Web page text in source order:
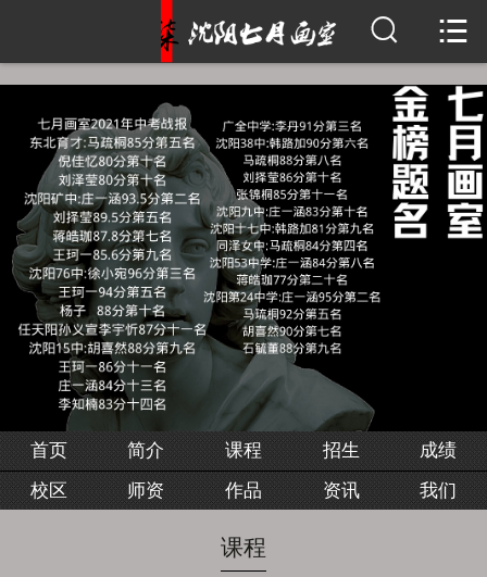
首页
简介
课程
招生
成绩
校区
师资
作品
资讯


首页 简介 课程 招生
成绩
校区
师资 作品 资讯 我们
课程